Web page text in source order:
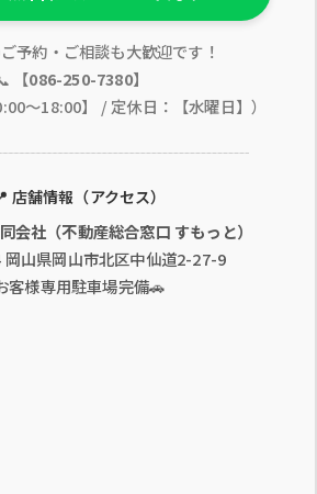
予約・ご相談も大歓迎です！
【086-250-7380】
〜18:00】 / 定休日：【水曜日】）
店舗情報（アクセス）
会社（不動産総合窓口 すもっと）
岡山県岡山市北区中仙道2-27-9
客様専用駐車場完備🚗